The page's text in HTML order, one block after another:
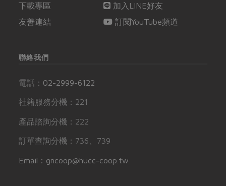
下載專區
友善連結
加入LINE好友
訂閱YouTube頻道
聯絡我們
電話： 02-2999-6122
社籍服務分機：221
產品諮詢分機：222
訂單查詢分機：736、739
Email：gncoop@hucc-coop.tw